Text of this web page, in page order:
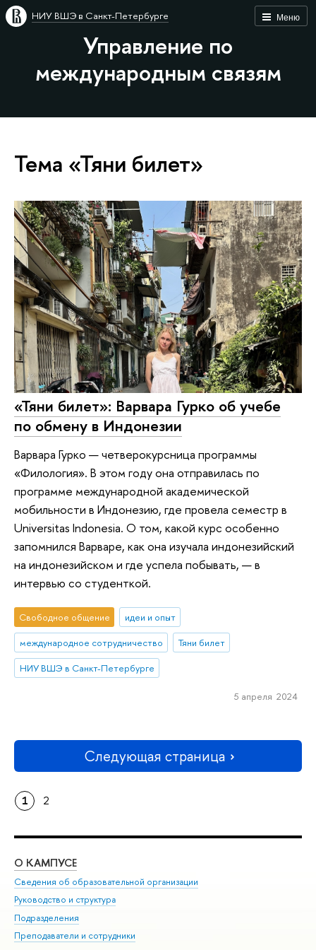
Меню
НИУ ВШЭ в Санкт-Петербурге
Управление по
международным связям
Тема «Тяни билет»
«Тяни билет»: Варвара Гурко об учебе
по обмену в Индонезии
Варвара Гурко — четверокурсница программы
«Филология». В этом году она отправилась по
программе международной академической
мобильности в Индонезию, где провела семестр в
Universitas Indonesia. О том, какой курс особенно
запомнился Варваре, как она изучала индонезийский
на индонезийском и где успела побывать, — в
интервью со студенткой.
Свободное общение
идеи и опыт
международное сотрудничество
Тяни билет
НИУ ВШЭ в Санкт-Петербурге
5 апреля 2024
Следующая страница
1 2
О КАМПУСЕ
Сведения об образовательной организации
Руководство и структура
Подразделения
Преподаватели и сотрудники